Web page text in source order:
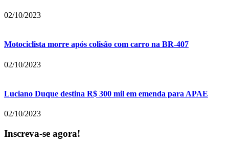
02/10/2023
Motociclista morre após colisão com carro na BR-407
02/10/2023
Luciano Duque destina R$ 300 mil em emenda para APAE
02/10/2023
Inscreva-se agora!